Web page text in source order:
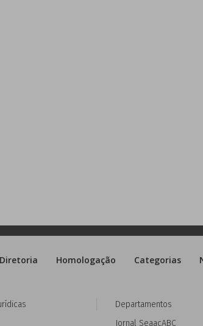
Diretoria Homologação Categorias
Departamentos
Jornal SeaacABC